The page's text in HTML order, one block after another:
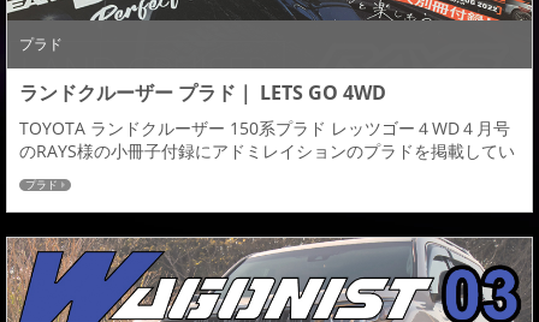
プラド
ランドクルーザー プラド｜ LETS GO 4WD
TOYOTA ランドクルーザー 150系プラド レッツゴー４WD４月号
のRAYS様の小冊子付録にアドミレイションのプラドを掲載してい
ただきましたのでご紹介させていただきます。 TOYOTA ランドク
ルーザー プラドLAND CRUISER PRADO GDJ/TRJ 150・151
H29.09～ M/C 後 TZ-G・TX・TX"Lパッケージ RAYS TEAM
DAYTONA BB06S 6H...
プラド